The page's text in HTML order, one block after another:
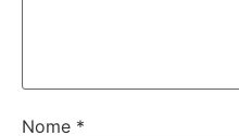
Nome *